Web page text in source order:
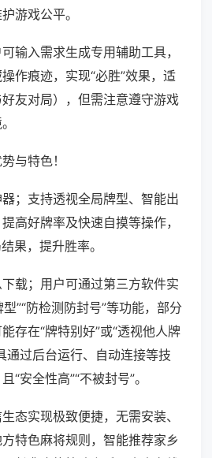
游戏公平。
输入需求生成专用辅助工具，
作痕迹，实现“必胜”效果，适
友对局），但需注意遵守游戏
与特色！
；支持透视全局牌型、智能出
高好牌率及快速自摸等操作，
果，提升胜率。
载；用户可通过第三方软件实
”“防检测防封号”等功能，部分
存在“牌特别好”或“透视他人牌
通过后台运行、自动连接等技
“安全性高”“不被封号”。
态实现极致便捷，无需安装、
特色麻将规则，智能推荐家乡